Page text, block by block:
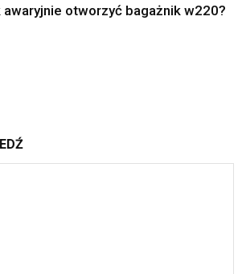
awaryjnie otworzyć bagażnik w220?